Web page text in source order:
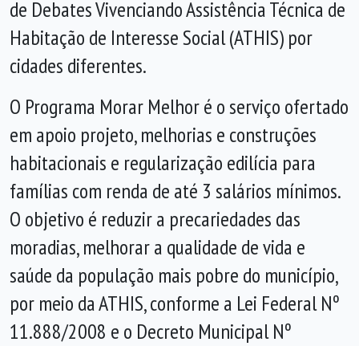
de Debates Vivenciando Assistência Técnica de
Habitação de Interesse Social (ATHIS) por
cidades diferentes.
O Programa Morar Melhor é o serviço ofertado
em apoio projeto, melhorias e construções
habitacionais e regularização edilícia para
famílias com renda de até 3 salários mínimos.
O objetivo é reduzir a precariedades das
moradias, melhorar a qualidade de vida e
saúde da população mais pobre do município,
por meio da ATHIS, conforme a Lei Federal Nº
11.888/2008 e o Decreto Municipal Nº